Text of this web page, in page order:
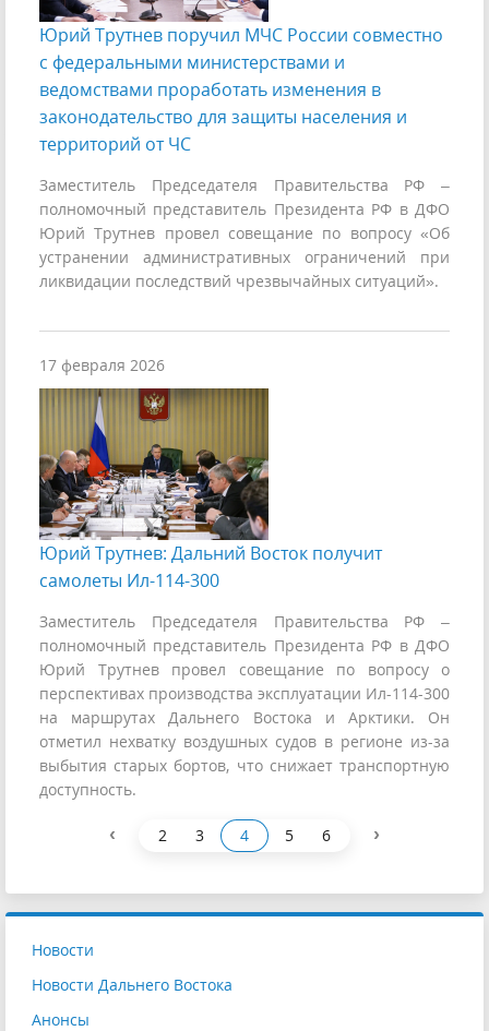
Юрий Трутнев поручил МЧС России совместно
с федеральными министерствами и
ведомствами проработать изменения в
законодательство для защиты населения и
территорий от ЧС
Заместитель Председателя Правительства РФ –
полномочный представитель Президента РФ в ДФО
Юрий Трутнев провел совещание по вопросу «Об
устранении административных ограничений при
ликвидации последствий чрезвычайных ситуаций».
17 февраля 2026
Юрий Трутнев: Дальний Восток получит
самолеты Ил-114-300
Заместитель Председателя Правительства РФ –
полномочный представитель Президента РФ в ДФО
Юрий Трутнев провел совещание по вопросу о
перспективах производства эксплуатации Ил-114-300
на маршрутах Дальнего Востока и Арктики. Он
отметил нехватку воздушных судов в регионе из-за
выбытия старых бортов, что снижает транспортную
доступность.
‹ 2 3 4 5 6 ›
Новости
Новости Дальнего Востока
Анонсы